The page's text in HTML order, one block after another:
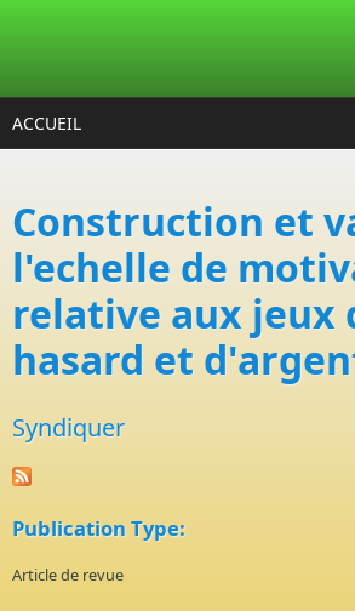
ACCUEIL
Construction et
l'echelle de
relative aux jeux
hasard et
Syndiquer
Publication Type:
Article de revue